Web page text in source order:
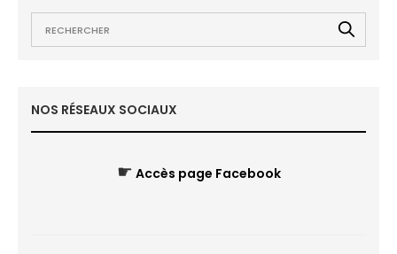
NOS RÉSEAUX SOCIAUX
☛ Accès page Facebook